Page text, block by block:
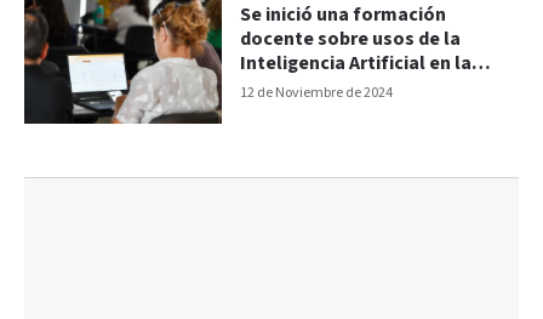
12 de Noviembre de 2024
Se inició una formación
docente sobre usos de la
Inteligencia Artificial en la
enseñanza